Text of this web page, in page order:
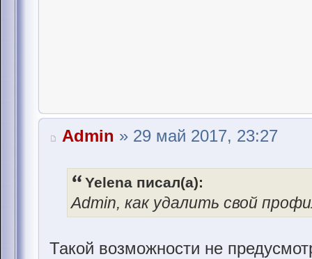
Admin » 29 май 2017, 23:27
Yelena писал(а):
Admin, как удалить свой
Такой возможности не